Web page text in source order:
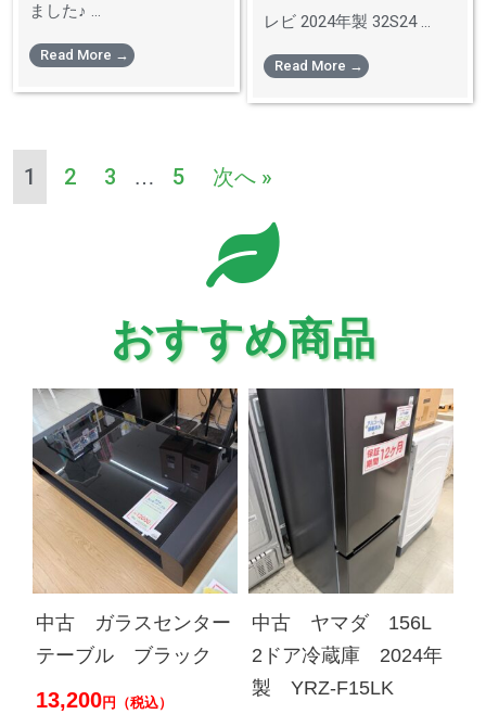
ました♪ ...
Read More →
レビ 2024年製 32S24 ...
Read More →
1 2 3 … 5 次へ »
おすすめ商品
中古 ガラスセンター
テーブル ブラック
13,200円（税込）
中古 ヤマダ 156L
2ドア冷蔵庫 2024年
製 YRZ-F15LK